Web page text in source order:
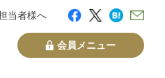
当者様へ
会員メニュー